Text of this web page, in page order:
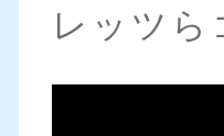
レッツら